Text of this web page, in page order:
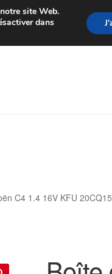
Du lundi au
C4 1.4 16V KFU 20CQ15
site Web.
dans